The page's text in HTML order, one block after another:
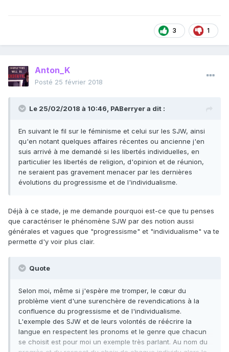
3 1
Anton_K
Posté 25 février 2018
Le 25/02/2018 à 10:46, PABerryera dit :
En suivant le fil sur le féminisme et celui sur les SJW, ainsi
qu'en notant quelques affaires récentes ou ancienne j'en
suis arrivé à me demandé si les libertés individuelles, en
particulier les libertés de religion, d'opinion et de réunion,
ne seraient pas gravement menacer par les dernières
évolutions du progressisme et de l'individualisme.
Déjà à ce stade, je me demande pourquoi est-ce que tu penses
que caractériser le phénomène SJW par des notion aussi
générales et vagues que "progressisme" et "individualisme" va te
permette d'y voir plus clair.
Quote
Selon moi, même si j'espère me tromper, le cœur du
problème vient d'une surenchère de revendications à la
confluence du progressisme et de l'individualisme.
L'exemple des SJW et de leurs volontés de réécrire la
langue en respectent les pronoms et le genre que chacun
se choisit est pour moi un exemple très parlant. Au nom du